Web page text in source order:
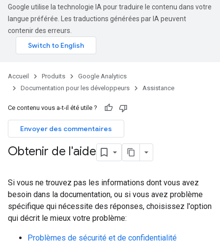
Google utilise la technologie IA pour traduire le contenu dans votre
langue préférée. Les traductions générées par IA peuvent
contenir des erreurs.
Accueil Produits
Google Analytics
Documentation pour les développeurs
Assistance
Ce contenu vous a-t-il été utile ?
Envoyer des commentaires
Obtenir de l'aide
Si vous ne trouvez pas les informations dont vous avez
besoin dans la documentation, ou si vous avez problème
spécifique qui nécessite des réponses, choisissez l'option
qui décrit le mieux votre problème:
Problèmes de sécurité et de confidentialité